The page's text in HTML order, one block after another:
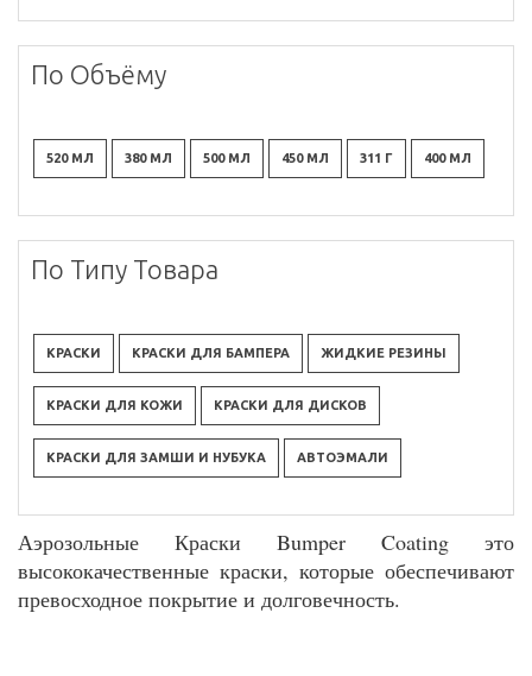
По Объёму
520 МЛ 380 МЛ 500 МЛ 450 МЛ 311 Г 400 МЛ
По Типу Товара
КРАСКИ КРАСКИ ДЛЯ БАМПЕРА ЖИДКИЕ РЕЗИНЫ
КРАСКИ ДЛЯ КОЖИ КРАСКИ ДЛЯ ДИСКОВ
КРАСКИ ДЛЯ ЗАМШИ И НУБУКА АВТОЭМАЛИ
Аэрозольные Краски Bumper Coating это
высококачественные краски, которые обеспечивают
превосходное покрытие и долговечность.